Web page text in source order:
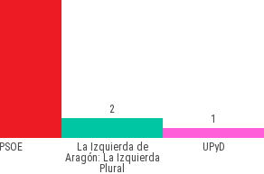
PSOE
La Izquierda de
Aragón: La Izquierda
Plural
UPyD
2
1